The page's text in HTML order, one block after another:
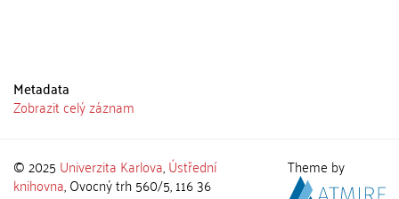
Metadata
Zobrazit celý záznam
© 2025 Univerzita Karlova,Ústřední
knihovna, Ovocný trh 560/5, 116 36
Theme by